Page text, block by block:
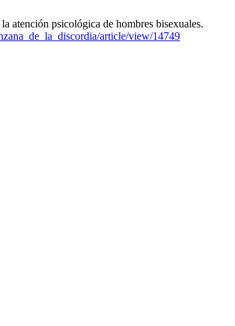
atención psicológica de hombres bisexuales.
article/view/14749